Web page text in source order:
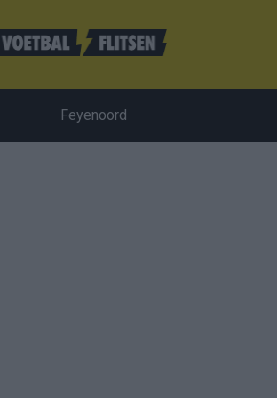
Feyenoord